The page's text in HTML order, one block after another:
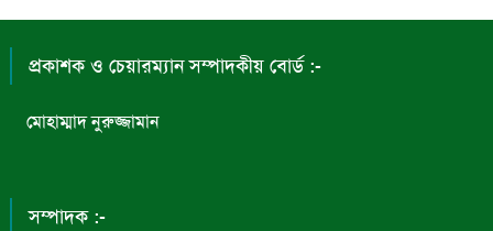
প্রকাশক ও চেয়ারম্যান সম্পাদকীয় বোর্ড :-
মোহাম্মাদ নুরুজ্জামান
সম্পাদক :-